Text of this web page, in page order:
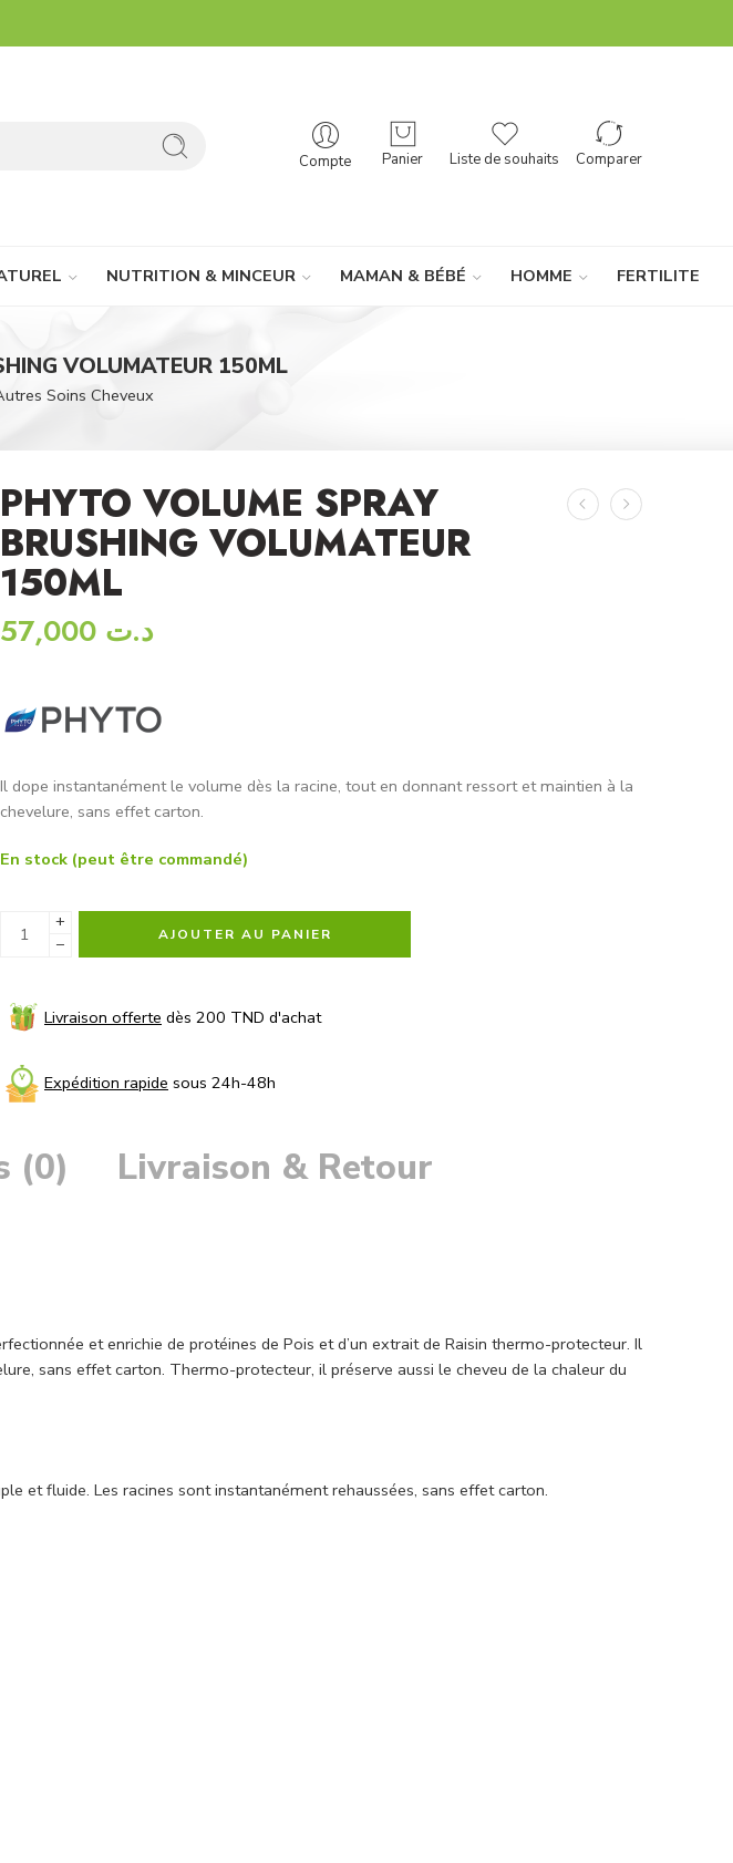
Compte Panier Liste de souhaits Comparer
NUTRITION & MINCEUR MAMAN & BÉBÉ HOMME FERTILITE
VOLUMATEUR 150ML
Soins Cheveux
PHYTO VOLUME SPRAY
BRUSHING VOLUMATEUR
150ML
د.ت
Il dope instantanément le volume dès la racine, tout en donnant ressort et maintien à la
chevelure, sans effet carton.
En stock (peut être commandé)
+
−
AJOUTER AU PANIER
Livraison offerte dès 200 TND d'achat
Expédition rapide sous 24h-48h
(0) Livraison & Retour
et enrichie de protéines de Pois et d’un extrait de Raisin thermo-protecteur. Il
sans effet carton. Thermo-protecteur, il préserve aussi le cheveu de la chaleur du
et fluide. Les racines sont instantanément rehaussées, sans effet carton.